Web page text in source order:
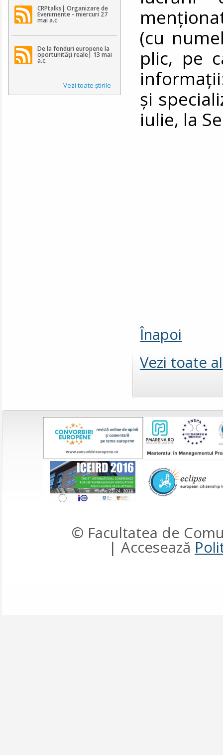
CRPtalks| Organizare de
Evenimente - miercuri 27
mai a.c.
De la fonduri europene la
oportunități reale| 13 mai
a.c.
Vezi toate ştirile
(cu
plic, pe
şi
iulie, la
Înapoi
Vezi toate
© Facultatea de
| Accesează